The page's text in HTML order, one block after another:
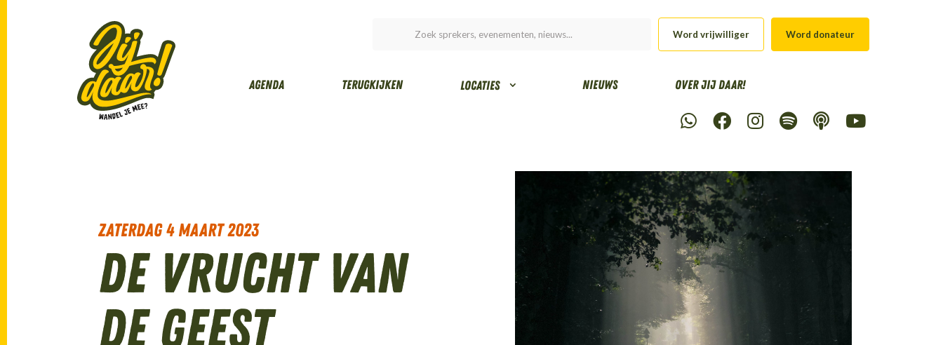
Word vrijwilliger Word donateur
Agenda Terugkijken Locaties Nieuws Over Jij daar!
zaterdag 4 maart 2023
De vrucht van
de Geest